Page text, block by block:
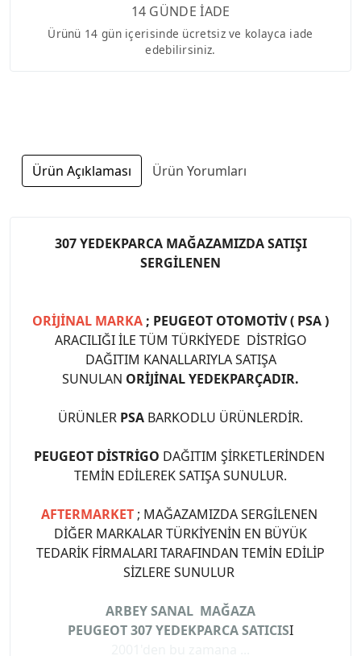
14 GÜNDE İADE
Ürünü 14 gün içerisinde ücretsiz ve kolayca iade
edebilirsiniz.
Ürün Açıklaması Ürün Yorumları
307 YEDEKPARCA MAĞAZAMIZDA SATIŞI
SERGİLENEN
ORİJİNAL MARKA ; PEUGEOT OTOMOTİV ( PSA )
ARACILIĞI İLE TÜM TÜRKİYEDE DİSTRİGO
DAĞITIM KANALLARIYLA SATIŞA
SUNULAN ORİJİNAL YEDEKPARÇADIR.
ÜRÜNLER PSA BARKODLU ÜRÜNLERDİR.
PEUGEOT DİSTRİGO DAĞITIM ŞİRKETLERİNDEN
TEMİN EDİLEREK SATIŞA SUNULUR.
AFTERMARKET ; MAĞAZAMIZDA SERGİLENEN
DİĞER MARKALAR TÜRKİYENİN EN BÜYÜK
TEDARİK FİRMALARI TARAFINDAN TEMİN EDİLİP
SİZLERE SUNULUR
ARBEY SANAL MAĞAZA
PEUGEOT 307 YEDEKPARCA SATICISI